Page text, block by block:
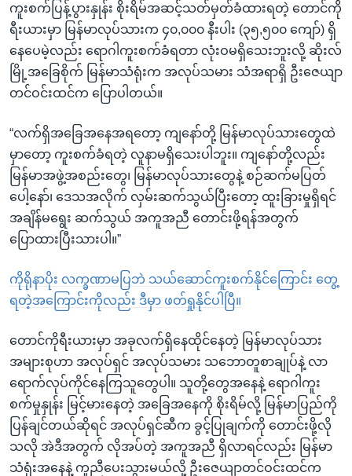
ကူးစက်ပြန့်ပွားနှုန်း စိုးရိမ်အဆင့်သတ်မှတ်ခံထားရတဲ့ တောင်ကို
ရီးယားမှာ မြန်မာလုပ်သားက ၄၀,၀၀၀ နီးပါး (၃၅,၅၀၀ ကျော်) ရှိ
နေပေမဲ့လည်း ရောဂါကူးစက်ခံရတာ လုံးဝမရှိသေးဘူးလို့ ဆိုးလ်
မြို့အခြေစိုက် မြန်မာသံရုံးက အလုပ်သမား သံအရာရှိ ဦးဇေယျာ
တင်ဝင်းထင်က ပြောပါတယ်။
“လက်ရှိအခြေအနေအရတော့ ကျနော်တို့ မြန်မာလုပ်သားတွေထဲ
မှာတော့ ကူးစက်ခံရတဲ့ လူနာမရှိသေးပါဘူး။ ကျနော်တို့လည်း
မြန်မာအဖွဲ့အစည်းတွေ၊ မြန်မာလုပ်သားတွေနဲ့ စဉ်ဆက်မပြတ်
ပေါ့နော်၊ ဒေသအလိုက် လှမ်းဆက်သွယ်ပြီးတော့ ထူးခြားမှုရှိရင်
အချိန်မရွေး ဆက်သွယ် အကူအညီ တောင်းဖို့ရန်အတွက်
ပြောထားပြီးသားပါ။”
ကိုရိုနာပိုး လက္ခဏာမပြဘဲ သယ်ဆောင်ကူးစက်နိုင်ကြောင်း တွေ့
ရတဲ့အကြောင်းကိုလည်း ဒီမှာ ဖတ်ရှုနိုင်ပါပြီ။
တောင်ကိုရီးယားမှာ အခုလက်ရှိနေထိုင်နေတဲ့ မြန်မာလုပ်သား
အများစုဟာ အလုပ်ရှင် အလုပ်သမား သဘောတူစာချုပ်နဲ့ လာ
ရောက်လုပ်ကိုင်နေကြသူတွေပါ။ သူတို့တွေအနေနဲ့ ရောဂါကူး
စက်မှုနှုန်း မြင့်မားနေတဲ့ အခြေအနေကို စိုးရိမ်လို့ မြန်မာပြည်ကို
ပြန်ချင်တယ်ဆိုရင် အလုပ်ရှင်ဆီက ခွင့်ပြုချက်ကို တောင်းဖို့လို
သလို အဲဒီအတွက် လိုအပ်တဲ့ အကူအညီ ရှိလာရင်လည်း မြန်မာ
သံရုံးအနေနဲ့ ကူညီပေးသွားမယ်လို့ ဦးဇေယျာတင်ဝင်းထင်က